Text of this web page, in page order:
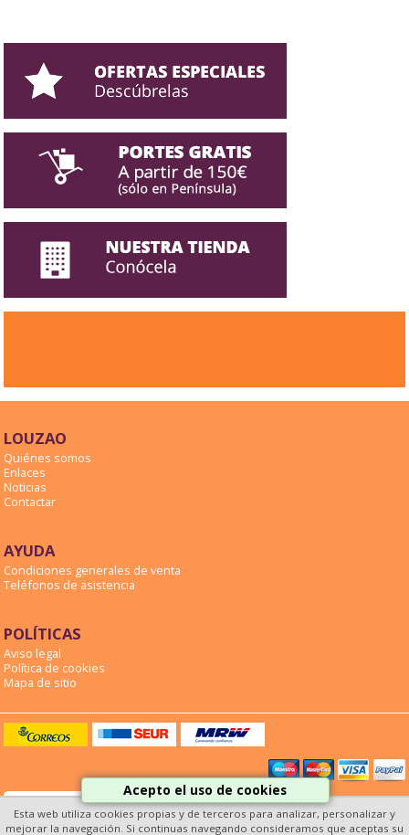
LOUZAO
Quiénes somos
Enlaces
Noticias
Contactar
AYUDA
Condiciones generales de venta
Teléfonos de asistencia
POLÍTICAS
Aviso legal
Política de cookies
Mapa de sitio
Acepto el uso de cookies
Esta web utiliza cookies propias y de terceros para analizar, personalizar y
mejorar la navegación. Si continuas navegando consideramos que aceptas su